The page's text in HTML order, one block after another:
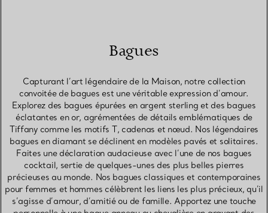
Bagues
Capturant l’art légendaire de la Maison, notre collection
convoitée de bagues est une véritable expression d’amour.
Explorez des bagues épurées en argent sterling et des bagues
éclatantes en or, agrémentées de détails emblématiques de
Tiffany comme les motifs T, cadenas et nœud. Nos légendaires
bagues en diamant se déclinent en modèles pavés et solitaires.
Faites une déclaration audacieuse avec l’une de nos bagues
cocktail, sertie de quelques-unes des plus belles pierres
précieuses au monde. Nos bagues classiques et contemporaines
pour femmes et hommes célèbrent les liens les plus précieux, qu’il
s’agisse d’amour, d’amitié ou de famille. Apportez une touche